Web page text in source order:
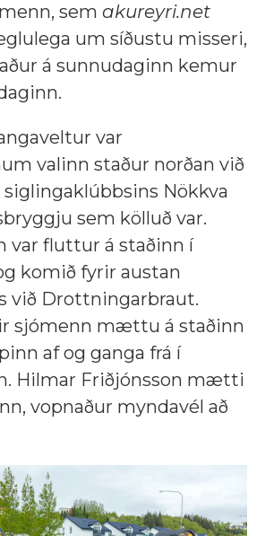
sem akureyri.net
um síðustu misseri,
á sunnudaginn kemur
var
valinn staður norðan við
Nökkva
sem kölluð var.
var fluttur á staðinn í
komið fyrir austan
við Drottningarbraut.
sjómenn mættu á staðinn
af og ganga frá í
Hilmar Friðjónsson mætti
vopnaður myndavél að